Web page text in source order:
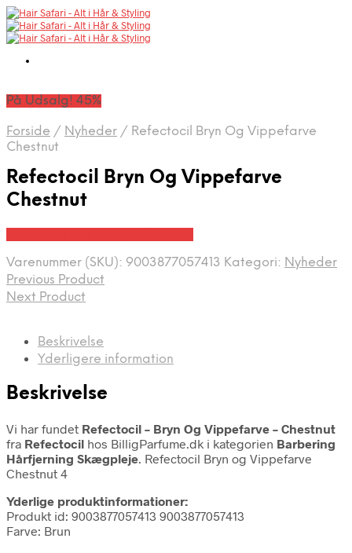
På Udsalg! 45%
Forside / Nyheder / Refectocil Bryn Og Vippefarve
Chestnut
Refectocil Bryn Og Vippefarve
Chestnut
Varenummer (SKU): 9003877057413 Kategori: Nyheder
Previous Product
Next Product
Beskrivelse
Yderligere information
Beskrivelse
Vi har fundet Refectocil – Bryn Og Vippefarve – Chestnut
fra Refectocil hos BilligParfume.dk i kategorien Barbering
Hårfjerning Skægpleje. Refectocil Bryn og Vippefarve
Chestnut 4
Yderlige produktinformationer:
Produkt id: 9003877057413 9003877057413
Farve: Brun